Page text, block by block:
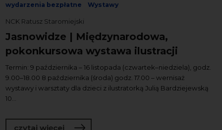
wydarzenia bezpłatne Wystawy
NCK Ratusz Staromiejski
Jasnowidze | Międzynarodowa,
pokonkursowa wystawa ilustracji
Termin: 9 października – 16 listopada (czwartek–niedziela), godz.
9.00–18.00 8 października (środa) godz. 17.00 – wernisaż
wystawy i warsztaty dla dzieci z ilustratorką Julią Bardziejewską
10...
czytaj więcej o Jasnowidze | Międzynarodowa,